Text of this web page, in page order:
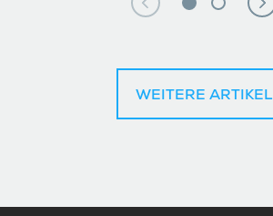
WEITERE ARTIKEL